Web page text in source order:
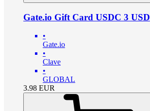
Gate.io Gift Card USDC 3 USD
•
Gate.io
•
Clave
•
GLOBAL
3.98 EUR